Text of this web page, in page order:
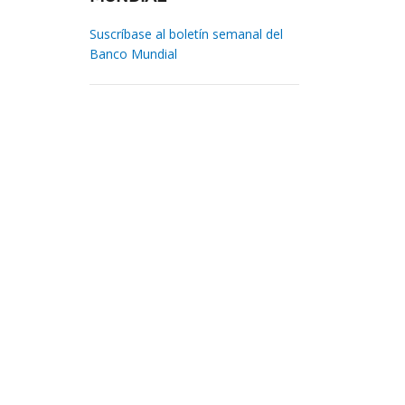
Suscríbase al boletín semanal del
Banco Mundial